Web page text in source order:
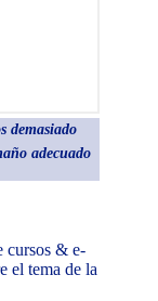
demasiado
adecuado
cursos & e-
el tema de la